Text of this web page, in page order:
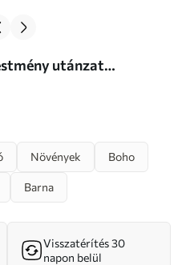
levelekkel és
Növények Boho
Barna
Visszatérítés 30
napon belül